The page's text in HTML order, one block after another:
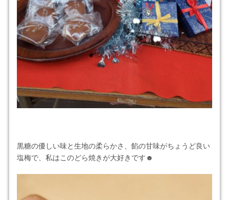
黒糖の優しい味と生地の柔らかさ、餡の甘味がちょうど良い
塩梅で、私はこのどら焼きが大好きです☻